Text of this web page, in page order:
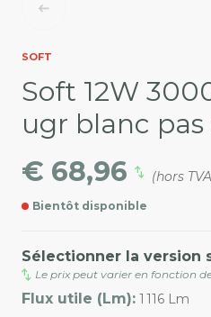
SOFT
Soft 12W
ugr blanc
€ 68,96
(hors
Bientôt disponible
Sélectionner la version
Le prix peut varier en fonction
Flux utile (Lm): 1 116 Lm